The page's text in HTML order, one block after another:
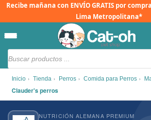
Recibe mañana con ENVÍO GRATISpor
Lima Metropolitana*
Búsqueda
de
productos
Inicio › Tienda › Perros › Comida para Perros ›
Clauder's perros
NUTRICIÓN ALEMANA PREMIUM